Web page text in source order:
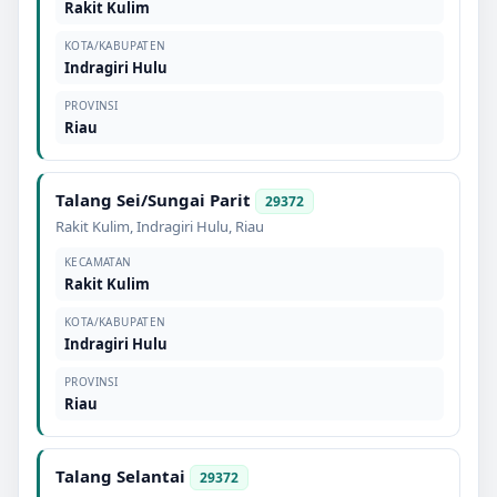
Rakit Kulim
KOTA/KABUPATEN
Indragiri Hulu
PROVINSI
Riau
Talang Sei/Sungai Parit 29372
Rakit Kulim,Indragiri Hulu, Riau
KECAMATAN
Rakit Kulim
KOTA/KABUPATEN
Indragiri Hulu
PROVINSI
Riau
Talang Selantai 29372